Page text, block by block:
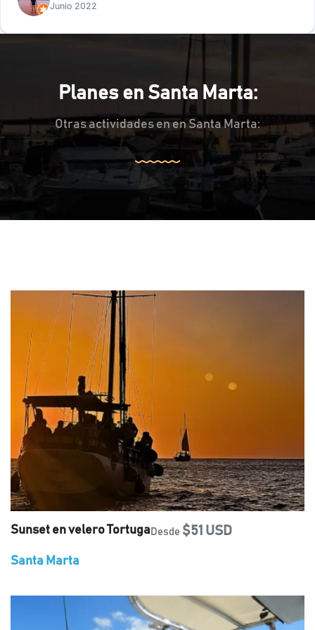
Junio 2022
Planes en Santa Marta:
Otras actividades en en Santa Marta:
Sunset en velero Tortuga Desde $51 USD
Santa Marta